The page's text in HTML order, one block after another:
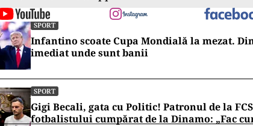
SPORT
Infantino scoate Cupa Mondială la mezat.
imediat unde sunt banii
SPORT
Gigi Becali, gata cu Politic! Patronul de la
fotbalistului cumpărat de la Dinamo: „Fac